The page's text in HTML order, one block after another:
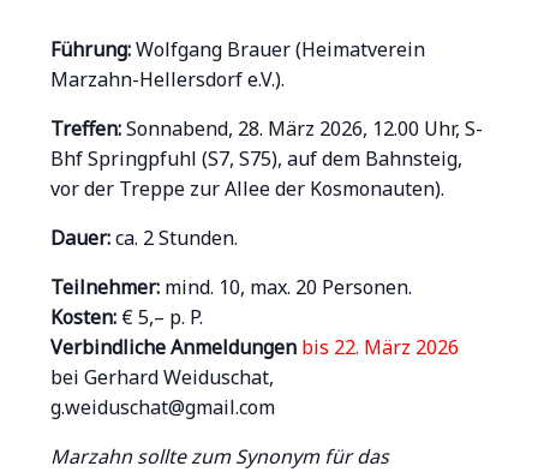
Führung:Wolfgang Brauer (Heimatverein
Marzahn-Hellersdorf e.V.).
Treffen:Sonnabend, 28. März 2026, 12.00 Uhr, S-
Bhf Springpfuhl (S7, S75), auf dem Bahnsteig,
vor der Treppe zur Allee der Kosmonauten).
Dauer:ca. 2 Stunden.
Teilnehmer: mind. 10, max. 20 Personen.
Kosten: € 5,– p. P.
Verbindliche Anmeldungen bis 22. März 2026
bei Gerhard Weiduschat,
g.weiduschat@gmail.com
Marzahn sollte zum Synonym für das